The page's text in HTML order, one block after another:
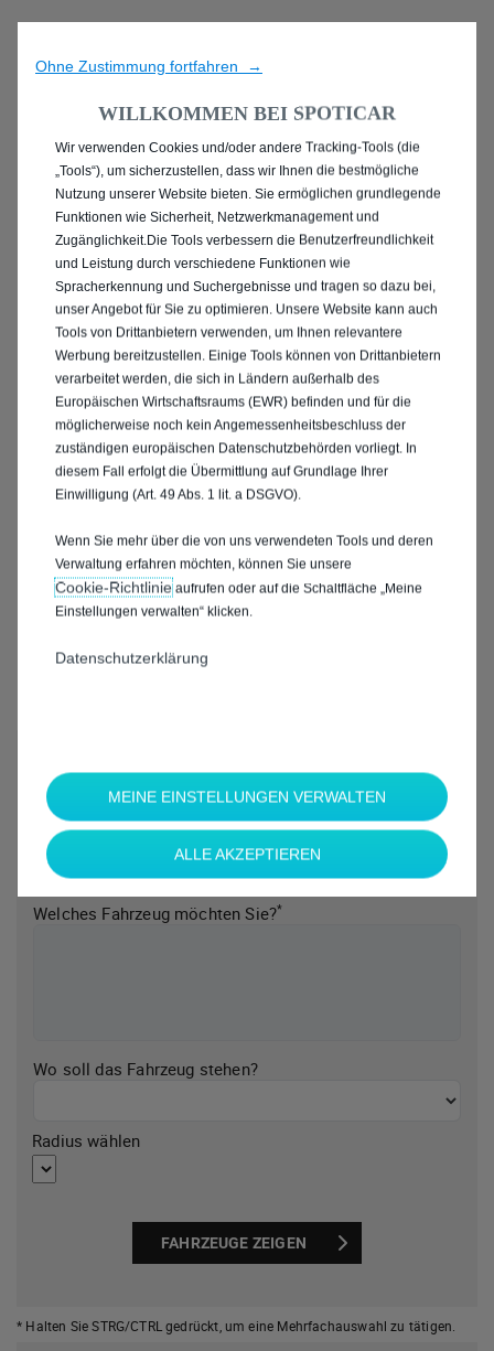
ENTDECKEN SIE ALLE
ANGEBOTE IN FULDA
Welches Fahrzeug möchten Sie?*
Wo soll das Fahrzeug stehen?
Radius wählen
FAHRZEUGE ZEIGEN
* Halten Sie STRG/CTRL gedrückt, um eine Mehrfachauswahl zu tätigen.
Ohne Zustimmung fortfahren →
WILLKOMMEN BEI SPOTICAR
Wir verwenden Cookies und/oder andere Tracking-Tools (die
„Tools“), um sicherzustellen, dass wir Ihnen die bestmögliche
Nutzung unserer Website bieten. Sie ermöglichen grundlegende
Funktionen wie Sicherheit, Netzwerkmanagement und
Zugänglichkeit.Die Tools verbessern die Benutzerfreundlichkeit
und Leistung durch verschiedene Funktionen wie
Spracherkennung und Suchergebnisse und tragen so dazu bei,
unser Angebot für Sie zu optimieren. Unsere Website kann auch
Tools von Drittanbietern verwenden, um Ihnen relevantere
Werbung bereitzustellen. Einige Tools können von Drittanbietern
verarbeitet werden, die sich in Ländern außerhalb des
Europäischen Wirtschaftsraums (EWR) befinden und für die
möglicherweise noch kein Angemessenheitsbeschluss der
zuständigen europäischen Datenschutzbehörden vorliegt. In
diesem Fall erfolgt die Übermittlung auf Grundlage Ihrer
Einwilligung (Art. 49 Abs. 1 lit. a DSGVO).
Wenn Sie mehr über die von uns verwendeten Tools und deren
Verwaltung erfahren möchten, können Sie unsere
Cookie‑Richtlinieaufrufen oder auf die Schaltfläche „Meine
Einstellungen verwalten“ klicken.
Datenschutzerklärung
MEINE EINSTELLUNGEN VERWALTEN
ALLE AKZEPTIEREN